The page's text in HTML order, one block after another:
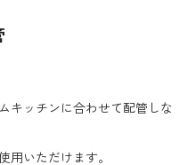
キッチンに合わせて配管しな
いただけます。